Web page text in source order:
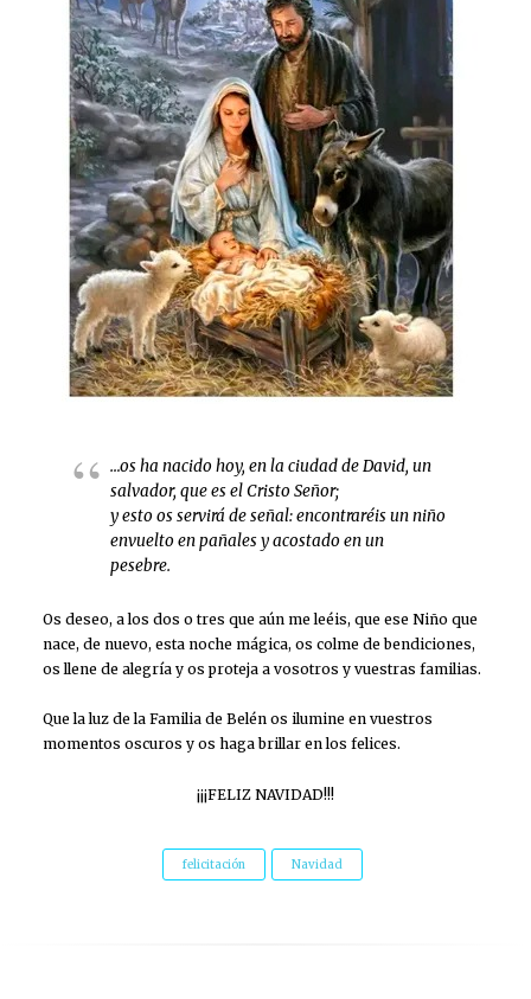
…os ha nacido hoy, en la ciudad de David, un
salvador, que es el Cristo Señor;
y esto os servirá de señal: encontraréis un niño
envuelto en pañales y acostado en un
pesebre.
Os deseo, a los dos o tres que aún me leéis, que ese Niño que
nace, de nuevo, esta noche mágica, os colme de bendiciones,
os llene de alegría y os proteja a vosotros y vuestras familias.
Que la luz de la Familia de Belén os ilumine en vuestros
momentos oscuros y os haga brillar en los felices.
¡¡¡FELIZ NAVIDAD!!!
felicitación Navidad